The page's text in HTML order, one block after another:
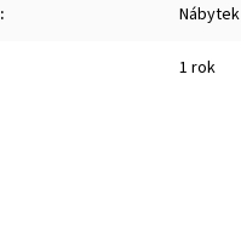
: Nábytek
1 rok